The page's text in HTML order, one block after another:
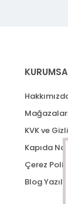
KVK ve
Kapıda
Çerez
Blog Yazıları